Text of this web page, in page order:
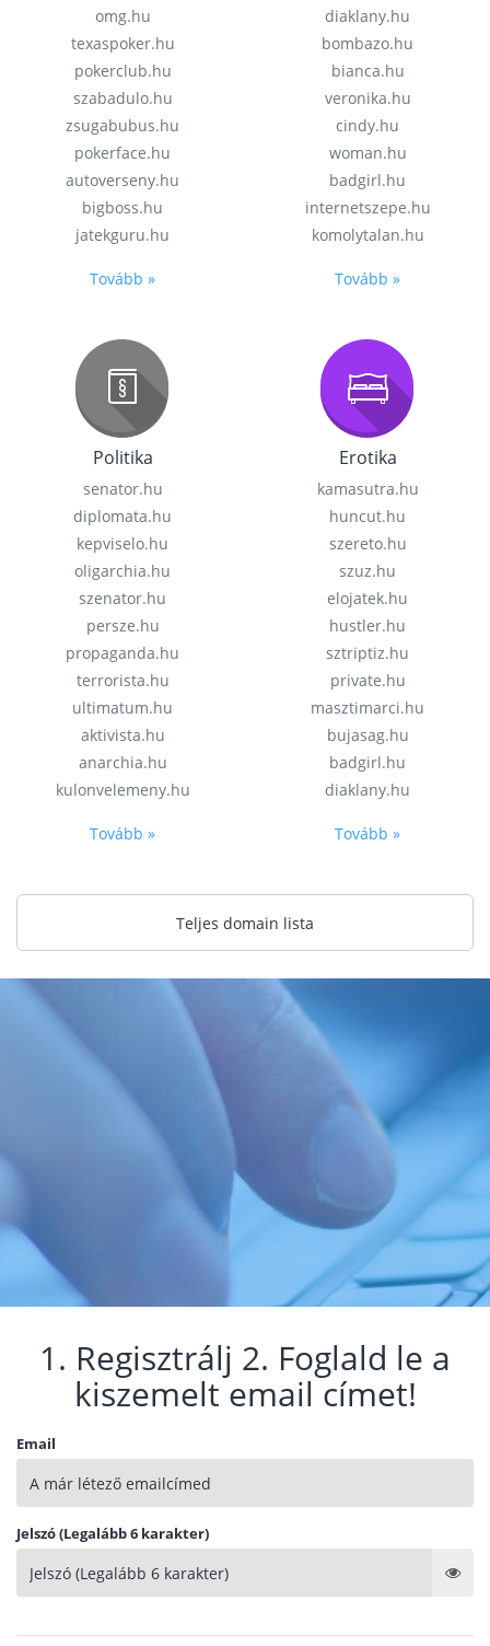
omg.hu
texaspoker.hu
pokerclub.hu
szabadulo.hu
zsugabubus.hu
pokerface.hu
autoverseny.hu
bigboss.hu
jatekguru.hu
Tovább »
diaklany.hu
bombazo.hu
bianca.hu
veronika.hu
cindy.hu
woman.hu
badgirl.hu
internetszepe.hu
komolytalan.hu
Tovább »
Politika
senator.hu
diplomata.hu
kepviselo.hu
oligarchia.hu
szenator.hu
persze.hu
propaganda.hu
terrorista.hu
ultimatum.hu
aktivista.hu
anarchia.hu
kulonvelemeny.hu
Tovább »
Erotika
kamasutra.hu
huncut.hu
szereto.hu
szuz.hu
elojatek.hu
hustler.hu
sztriptiz.hu
private.hu
masztimarci.hu
bujasag.hu
badgirl.hu
diaklany.hu
Tovább »
Teljes domain lista
1. Regisztrálj 2. Foglald le a
kiszemelt email címet!
Email
Jelszó (Legalább 6 karakter)